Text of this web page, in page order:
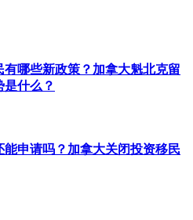
哪些新政策？加拿大魁北克留
什么？
能申请吗？加拿大关闭投资移民